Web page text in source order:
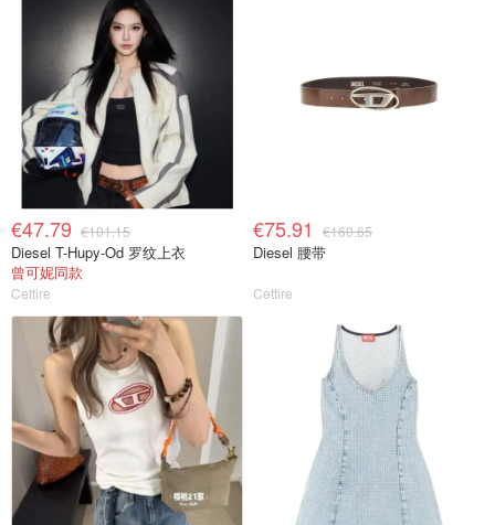
€47.79 €101.15
Diesel T-Hupy-Od 罗纹上衣
曾可妮同款
Cettire
€75.91 €160.65
Diesel 腰带
Cettire